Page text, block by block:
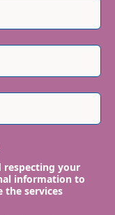
your
information to
the services